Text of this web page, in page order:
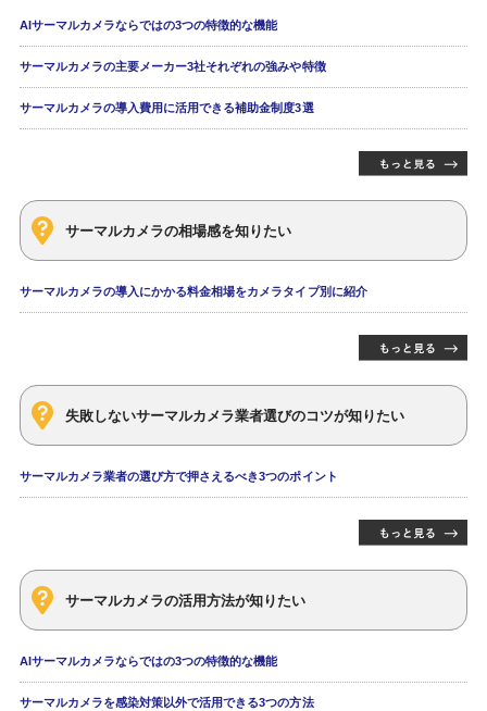
AIサーマルカメラならではの3つの特徴的な機能
サーマルカメラの主要メーカー3社それぞれの強みや特徴
サーマルカメラの導入費用に活用できる補助金制度3選
サーマルカメラの相場感を知りたい
サーマルカメラの導入にかかる料金相場をカメラタイプ別に紹介
失敗しないサーマルカメラ業者選びのコツが知りたい
サーマルカメラ業者の選び方で押さえるべき3つのポイント
サーマルカメラの活用方法が知りたい
AIサーマルカメラならではの3つの特徴的な機能
サーマルカメラを感染対策以外で活用できる3つの方法